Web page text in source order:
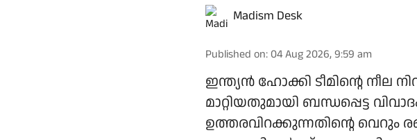
Madism Desk
Published on: 04 Aug 2026, 9:59 am
ഇന്ത്യൻ ഹോക്കി ടീമിന്റെ നീല
മാറ്റിയതുമായി ബന്ധപ്പെട്ട
ഉത്തരവിറക്കുന്നതിന്റെ